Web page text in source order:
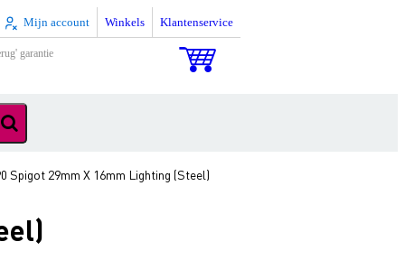
Mijn account Winkels Klantenservice
garantie
Spigot 29mm X 16mm Lighting (Steel)